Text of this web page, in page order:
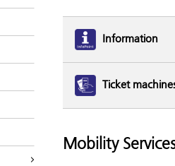
Information
Ticket
Mobility